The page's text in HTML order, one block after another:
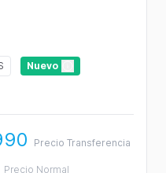
Nuevo
Precio Transferencia
Precio Normal